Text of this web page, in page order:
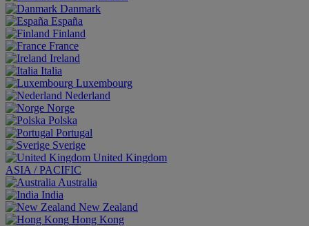
Danmark
España
Finland
France
Ireland
Italia
Luxembourg
Nederland
Norge
Polska
Portugal
Sverige
United Kingdom
ASIA / PACIFIC
Australia
India
New Zealand
Hong Kong